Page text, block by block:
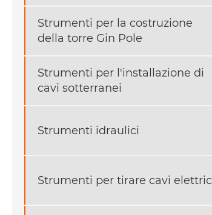
Strumenti per la costruzione
della torre Gin Pole
Strumenti per l'installazione di
cavi sotterranei
Strumenti idraulici
Strumenti per tirare cavi